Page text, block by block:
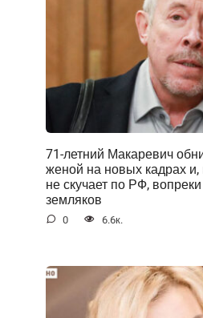
71-летний Макаревич
женой на новых кадрах и,
не скучает по РФ,
земляков
0 6.6к.